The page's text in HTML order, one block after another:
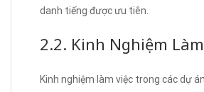
danh tiếng được ưu tiên.
2.2. Kinh Nghiệm
Kinh nghiệm làm việc trong các dự